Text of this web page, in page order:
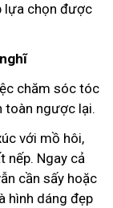
lựa chọn được
chăm sóc tóc
toàn ngược lại.
với mồ hôi,
nếp. Ngay cả
cần sấy hoặc
hình dáng đẹp